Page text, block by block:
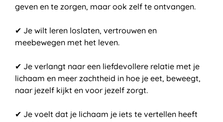
geven en te zorgen, maar ook zelf te ontvangen.
✔ Je wilt leren loslaten, vertrouwen en
meebewegen met het leven.
✔ Je verlangt naar een liefdevollere relatie met je
lichaam en meer zachtheid in hoe je eet, beweegt,
naar jezelf kijkt en voor jezelf zorgt.
✔ Je voelt dat je lichaam je iets te vertellen heeft